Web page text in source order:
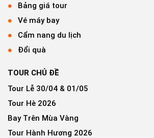
Bảng giá tour
Vé máy bay
Cẩm nang du lịch
Đổi quà
TOUR CHỦ ĐỀ
Tour Lễ 30/04 & 01/05
Tour Hè 2026
Bay Trên Mùa Vàng
Tour Hành Hương 2026